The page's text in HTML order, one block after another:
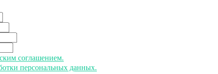
соглашением.
персональных данных.